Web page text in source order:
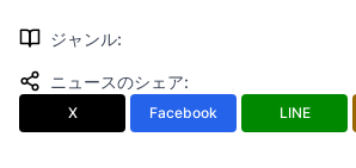
ジャンル:
ニュースのシェア:
X Facebook LINE